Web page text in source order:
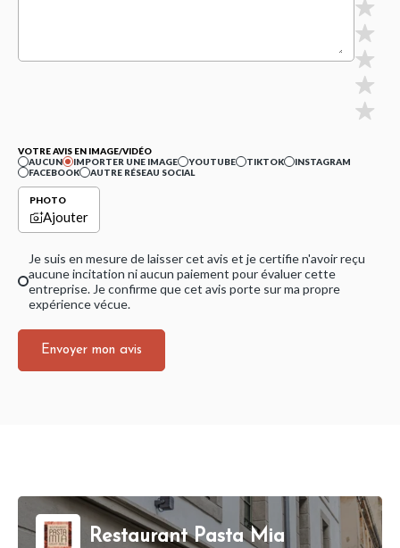
VOTRE AVIS EN IMAGE/VIDÉO
AUCUN
IMPORTER UNE IMAGE YOUTUBE TIKTOK
INSTAGRAM
FACEBOOK
AUTRE RÉSEAU SOCIAL
PHOTO
Ajouter
Je suis en mesure de laisser cet avis et je certifie n'avoir reçu
aucune incitation ni aucun paiement pour évaluer cette
entreprise. Je confirme que cet avis porte sur ma propre
expérience vécue.
Envoyer mon avis
Restaurant Pasta Mia